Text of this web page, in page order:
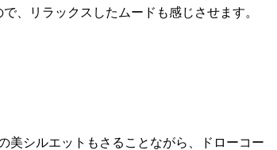
、リラックスしたムードも感じさせます。
美シルエットもさることながら、ドローコー